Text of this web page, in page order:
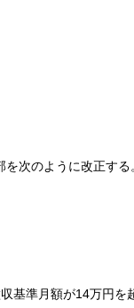
を次のように改正する
基準月額が14万円